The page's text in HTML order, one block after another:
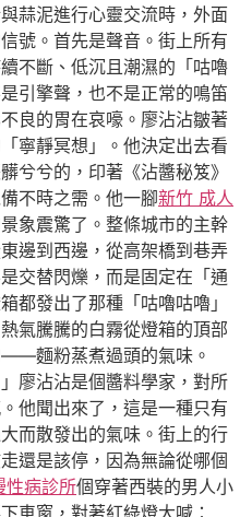
蒜泥進行心靈交流時，外面
號。首先是聲音。街上所有
不斷、低沉且潮濕的「咕嚕
擎聲，也不是正常的鳴笛
良的胃在哀嚎。廖沾沾皺著
寧靜冥想」。他決定出去看
兮兮的，印著《沾醬秘笈》
不時之需。他一腳新竹 成人
象震驚了。整條城市的主幹
邊到西邊，從高架橋到巷弄
交替閃爍，而是固定在「通
都發出了那種「咕嚕咕嚕」
氣騰騰的白霧從燈箱的頂部
麵粉蒸煮過頭的氣味。
廖沾沾是個醬料學家，對所
他聞出來了，這是一種只有
而散發出的氣味。街上的行
還是該停，因為無論從哪個
性病診所個穿著西裝的男人小
車窗，對著紅綠燈大喊：